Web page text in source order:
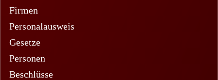
Firmen
Personalausweis
Gesetze
Personen
Beschlüsse